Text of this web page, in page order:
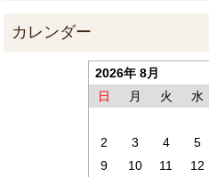
2026年 8月
日
月 火 水
2
3 4 5
9
10 11 12